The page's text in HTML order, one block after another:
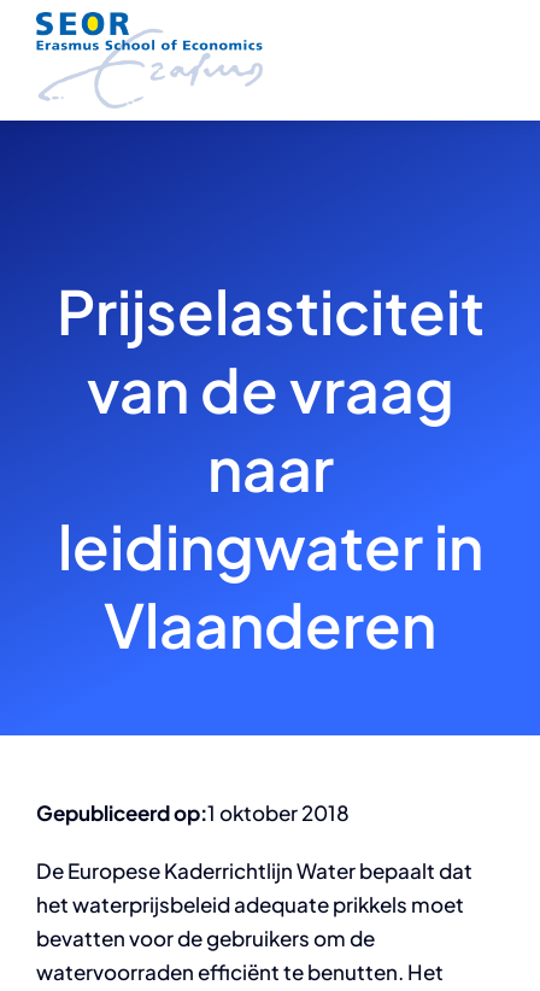
Skip
content
Prijselasticiteit
van de vraag
naar
leidingwater in
Vlaanderen
Gepubliceerd op:1 oktober 2018
De Europese Kaderrichtlijn Water bepaalt dat
het waterprijsbeleid adequate prikkels moet
bevatten voor de gebruikers om de
watervoorraden efficiënt te benutten. Het